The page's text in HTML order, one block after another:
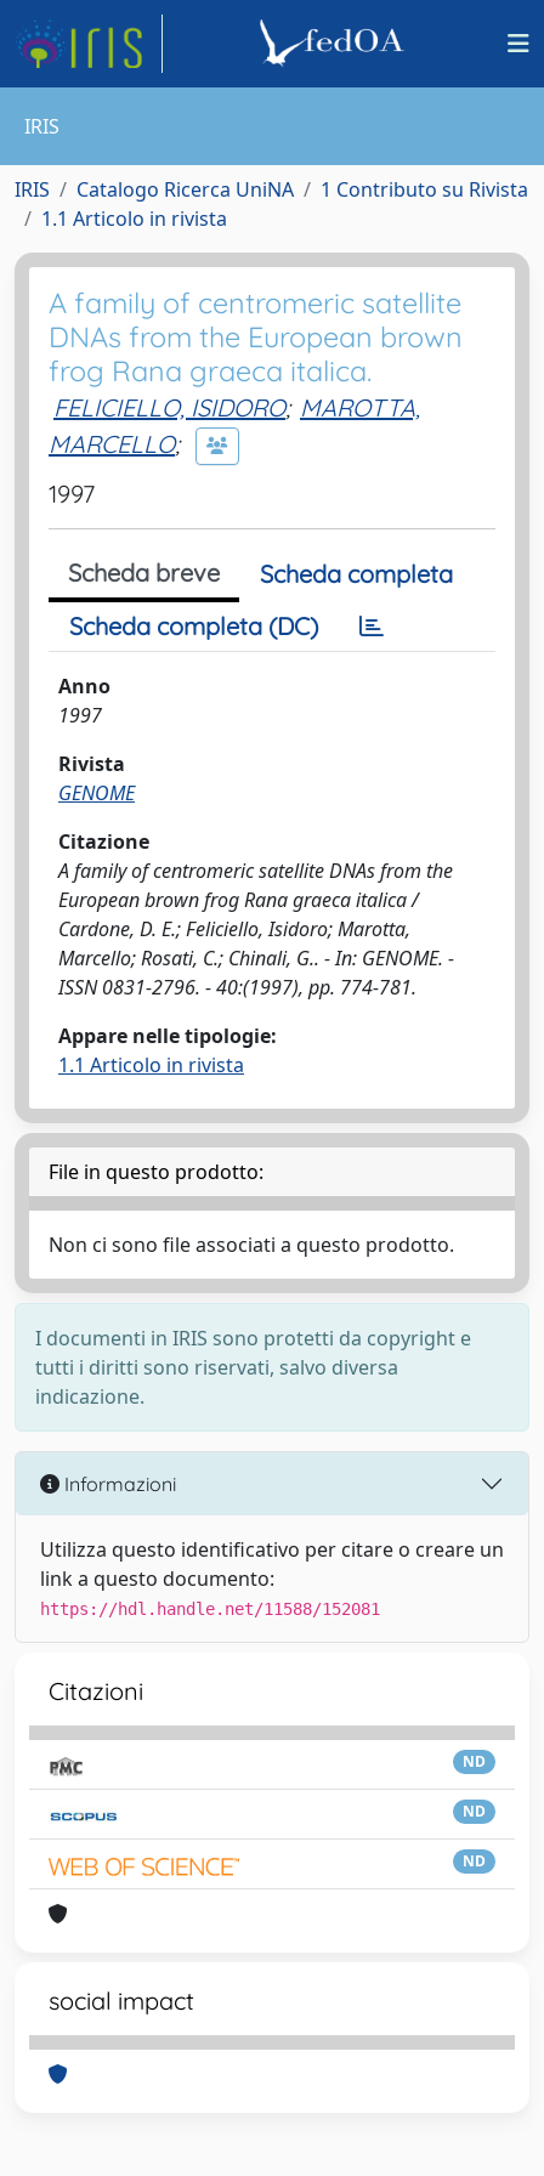
IRIS
IRIS Catalogo Ricerca UniNA
1 Contributo su Rivista
1.1 Articolo in rivista
A family of centromeric satellite
DNAs from the European brown
frog Rana graeca italica.
FELICIELLO, ISIDORO; MAROTTA,
MARCELLO;
1997
Scheda breve
Scheda completa
Scheda completa (DC)
Anno
1997
Rivista
GENOME
Citazione
A family of centromeric satellite DNAs from the
European brown frog Rana graeca italica /
Cardone, D. E.; Feliciello, Isidoro; Marotta,
Marcello; Rosati, C.; Chinali, G.. - In: GENOME. -
ISSN 0831-2796. - 40:(1997), pp. 774-781.
Appare nelle tipologie:
1.1 Articolo in rivista
File in questo prodotto:
Non ci sono file associati a questo prodotto.
I documenti in IRIS sono protetti da copyright e
tutti i diritti sono riservati, salvo diversa
indicazione.
Informazioni
Utilizza questo identificativo per citare o creare un
link a questo documento:
https://hdl.handle.net/11588/152081
Citazioni
ND
ND
ND
social impact